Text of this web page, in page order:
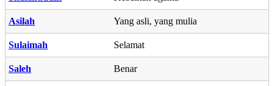
Asilah Yang asli, yang mulia
Sulaimah Selamat
Saleh Benar